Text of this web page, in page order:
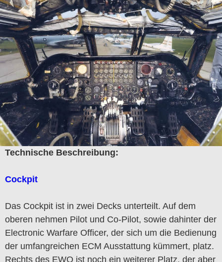
Technische Beschreibung:
Cockpit
Das Cockpit ist in zwei Decks unterteilt. Auf dem
oberen nehmen Pilot und Co-Pilot, sowie dahinter der
Electronic Warfare Officer, der sich um die Bedienung
der umfangreichen ECM Ausstattung kümmert, platz.
Rechts des EWO ist noch ein weiterer Platz, der aber